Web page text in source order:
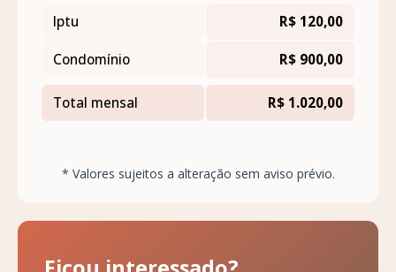
Iptu R$ 120,00
Condomínio R$ 900,00
Total mensal R$ 1.020,00
* Valores sujeitos a alteração sem aviso prévio.